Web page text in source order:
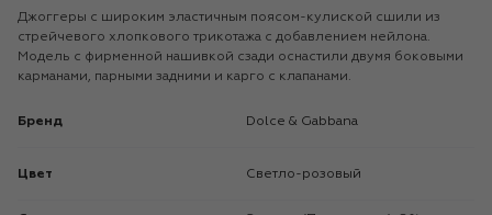
Джоггеры с широким эластичным поясом-кулиской сшили из
стрейчевого хлопкового трикотажа с добавлением нейлона.
Модель с фирменной нашивкой сзади оснастили двумя боковыми
карманами, парными задними и карго с клапанами.
Бренд Dolce & Gabbana
Цвет Светло-розовый